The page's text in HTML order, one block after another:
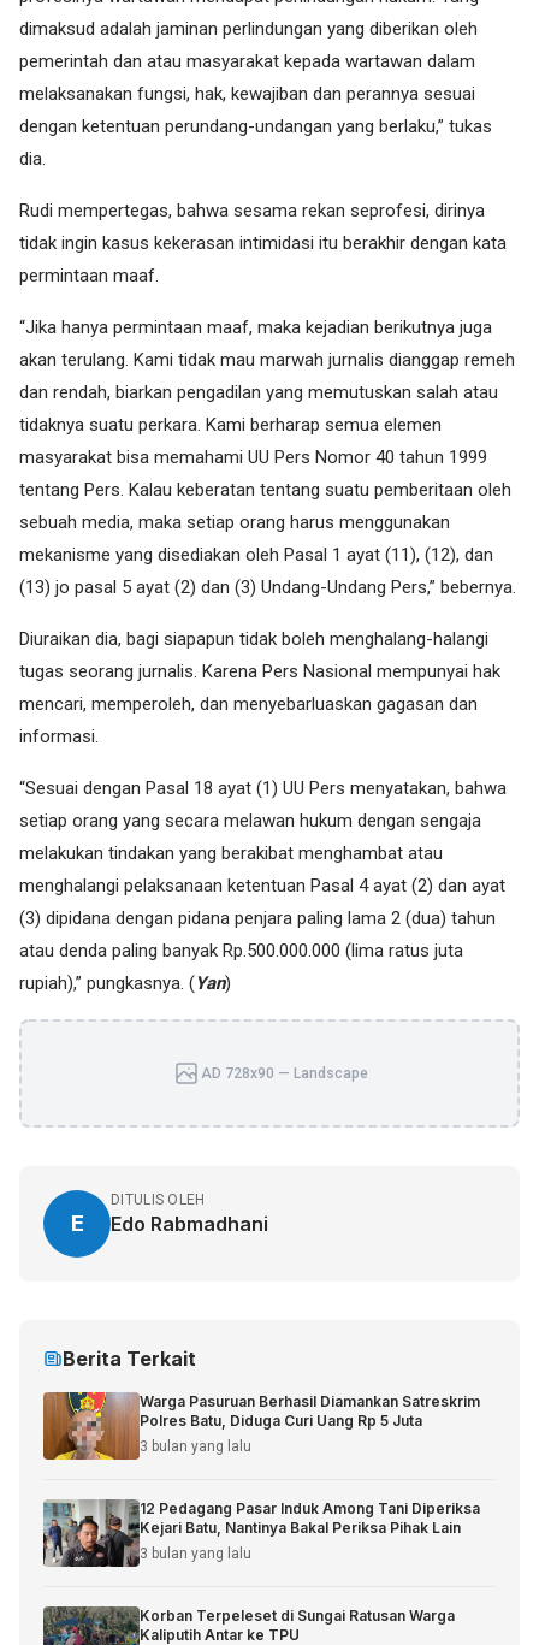
dimaksud adalah jaminan perlindungan yang diberikan oleh
pemerintah dan atau masyarakat kepada wartawan dalam
melaksanakan fungsi, hak, kewajiban dan perannya sesuai
dengan ketentuan perundang-undangan yang berlaku,” tukas
dia.
Rudi mempertegas, bahwa sesama rekan seprofesi, dirinya
tidak ingin kasus kekerasan intimidasi itu berakhir dengan kata
permintaan maaf.
“Jika hanya permintaan maaf, maka kejadian berikutnya juga
akan terulang. Kami tidak mau marwah jurnalis dianggap remeh
dan rendah, biarkan pengadilan yang memutuskan salah atau
tidaknya suatu perkara. Kami berharap semua elemen
masyarakat bisa memahami UU Pers Nomor 40 tahun 1999
tentang Pers. Kalau keberatan tentang suatu pemberitaan oleh
sebuah media, maka setiap orang harus menggunakan
mekanisme yang disediakan oleh Pasal 1 ayat (11), (12), dan
(13) jo pasal 5 ayat (2) dan (3) Undang-Undang Pers,” bebernya.
Diuraikan dia, bagi siapapun tidak boleh menghalang-halangi
tugas seorang jurnalis. Karena Pers Nasional mempunyai hak
mencari, memperoleh, dan menyebarluaskan gagasan dan
informasi.
“Sesuai dengan Pasal 18 ayat (1) UU Pers menyatakan, bahwa
setiap orang yang secara melawan hukum dengan sengaja
melakukan tindakan yang berakibat menghambat atau
menghalangi pelaksanaan ketentuan Pasal 4 ayat (2) dan ayat
(3) dipidana dengan pidana penjara paling lama 2 (dua) tahun
atau denda paling banyak Rp.500.000.000 (lima ratus juta
rupiah),” pungkasnya. (Yan)
AD 728x90 — Landscape
E
DITULIS OLEH
Edo Rabmadhani
Berita Terkait
Warga Pasuruan Berhasil Diamankan Satreskrim
Polres Batu, Diduga Curi Uang Rp 5 Juta
3 bulan yang lalu
12 Pedagang Pasar Induk Among Tani Diperiksa
Kejari Batu, Nantinya Bakal Periksa Pihak Lain
3 bulan yang lalu
Korban Terpeleset di Sungai Ratusan Warga
Kaliputih Antar ke TPU